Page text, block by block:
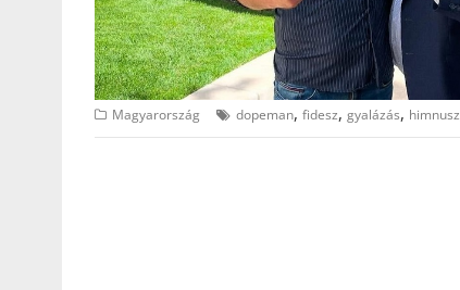
Magyarország dopeman, fidesz, gyalázás, himnusz